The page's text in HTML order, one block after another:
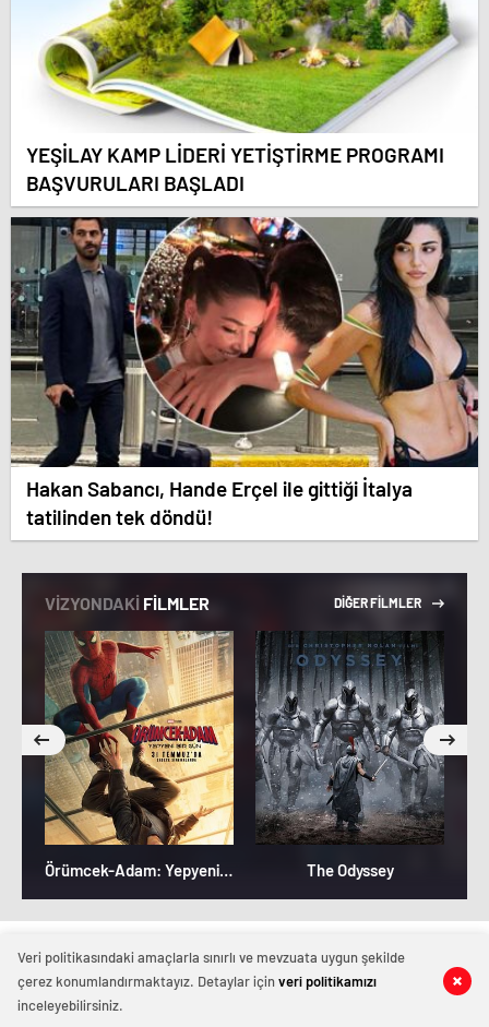
YEŞİLAY KAMP LİDERİ YETİŞTİRME PROGRAMI
BAŞVURULARI BAŞLADI
Hakan Sabancı, Hande Erçel ile gittiği İtalya
tatilinden tek döndü!
VİZYONDAKİ FİLMLER DİĞER FİLMLER
Örümcek-Adam: Yepyeni Bir Gün The Odyssey
Veri politikasındaki amaçlarla sınırlı ve mevzuata uygun şekilde
çerez konumlandırmaktayız. Detaylar içinveri politikamızı
inceleyebilirsiniz.